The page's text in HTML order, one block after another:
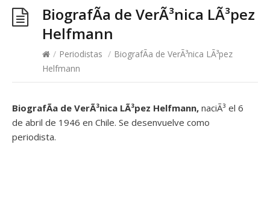
BiografÃ­a de VerÃ³nica LÃ³pez
Helfmann
/ Periodistas / BiografÃ­a de VerÃ³nica LÃ³pez
Helfmann
BiografÃ­a de VerÃ³nica LÃ³pez Helfmann, naciÃ³ el 6
de abril de 1946 en Chile. Se desenvuelve como
periodista.